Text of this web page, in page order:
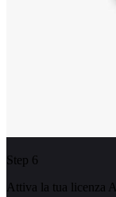
Step 6
Attiva la tua licenza